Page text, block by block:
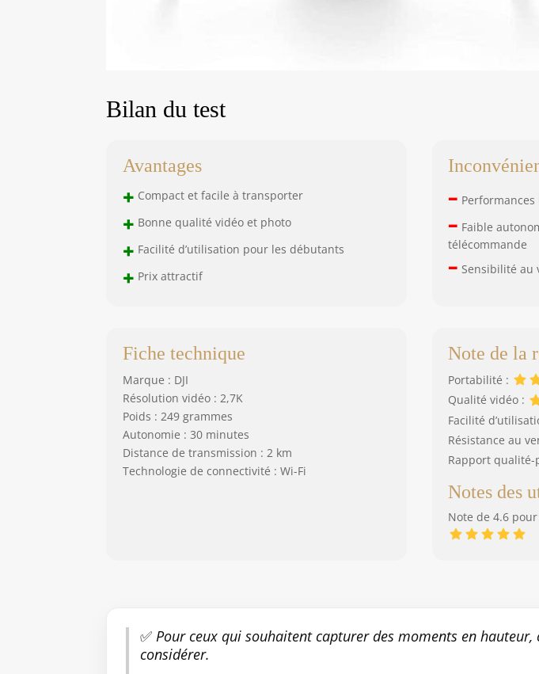
Bilan du test
Avantages
+ Compact et facile à transporter
+ Bonne qualité vidéo et photo
+ Facilité d’utilisation pour les débutants
+ Prix attractif
–
– Faible
télécommande
– Sensibilité au
Fiche technique
Marque : DJI
Résolution vidéo : 2,7K
Poids : 249 grammes
Autonomie : 30 minutes
Distance de transmission : 2 km
Technologie de connectivité : Wi-Fi
Note de la
Portabilité :
Qualité vidéo :
Facilité
Résistance au
Rapport qualité-
Notes des
Note de 4.6
✅ Pour ceux qui souhaitent capturer des moments en
considérer.